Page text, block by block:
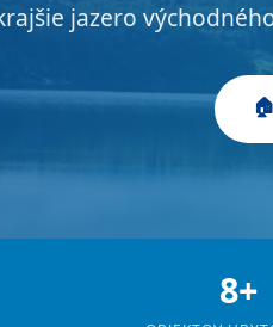
jazero
8+